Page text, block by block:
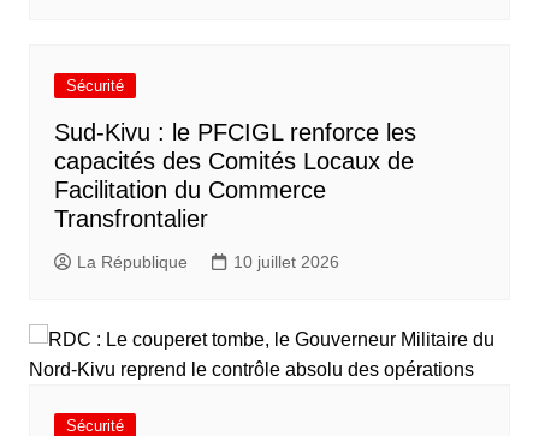
Sécurité
Sud-Kivu : le PFCIGL renforce les
capacités des Comités Locaux de
Facilitation du Commerce
Transfrontalier
La République 10 juillet 2026
Sécurité